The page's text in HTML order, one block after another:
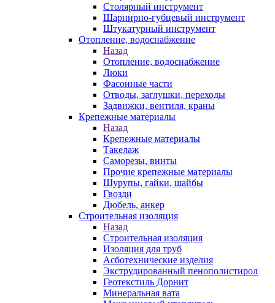
Столярный инструмент
Шарнирно-губцевый инструмент
Штукатурный инструмент
Отопление, водоснабжение
Назад
Отопление, водоснабжение
Люки
Фасонные части
Отводы, заглушки, переходы
Задвижки, вентиля, краны
Крепежные материалы
Назад
Крепежные материалы
Такелаж
Саморезы, винты
Прочие крепежные материалы
Шурупы, гайки, шайбы
Гвозди
Дюбель, анкер
Строительная изоляция
Назад
Строительная изоляция
Изоляция для труб
Асботехнические изделия
Экструдированный пенополистирол
Геотекстиль Дорнит
Минеральная вата